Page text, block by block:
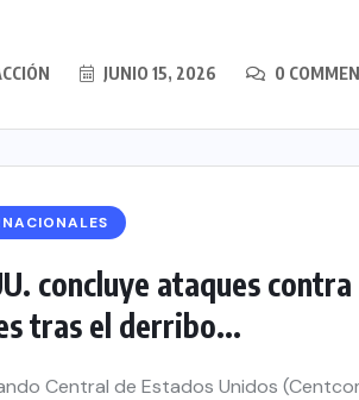
JUNIO 15, 2026 0
concluye ataques
tras el derribo...
Central de Estados Unidos